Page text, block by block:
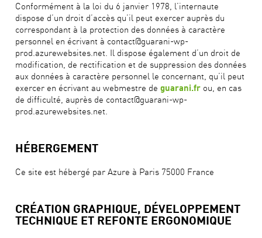
Conformément à la loi du 6 janvier 1978, l’internaute
dispose d’un droit d’accès qu’il peut exercer auprès du
correspondant à la protection des données à caractère
personnel en écrivant à contact@guarani-wp-
prod.azurewebsites.net. Il dispose également d’un droit de
modification, de rectification et de suppression des données
aux données à caractère personnel le concernant, qu’il peut
exercer en écrivant au webmestre de guarani.fr ou, en cas
de difficulté, auprès de contact@guarani-wp-
prod.azurewebsites.net.
HÉBERGEMENT
Ce site est hébergé par Azure à Paris 75000 France
CRÉATION GRAPHIQUE, DÉVELOPPEMENT
TECHNIQUE ET REFONTE ERGONOMIQUE